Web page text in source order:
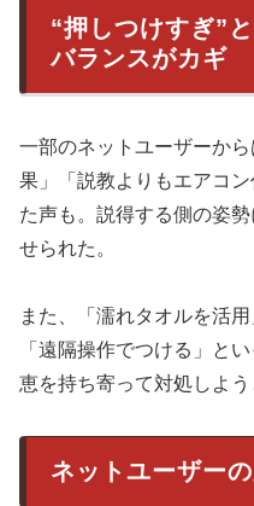
“押しつけすぎ”
バランスがカギ
一部のネットユーザーか
果」「説教よりもエアコ
た声も。説得する側の姿
せられた。
また、「濡れタオルを活
「遠隔操作でつける」と
恵を持ち寄って対処しよう
ネットユーザー